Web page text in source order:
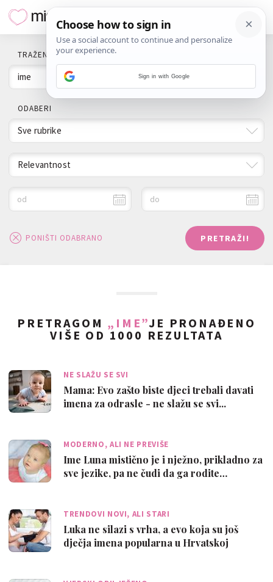
TRAŽENI POJAM
ODABERI
Sve rubrike
Relevantnost
od do
PONIŠTI ODABRANO PRETRAŽI!
PRETRAGOM „IME”JE PRONAĐENO
VIŠE OD 1000 REZULTATA
NE SLAŽU SE SVI
Mama: Evo zašto biste djeci trebali davati
imena za odrasle - ne slažu se svi...
MODERNO, ALI NE PREVIŠE
Ime Luna mistično je i nježno, prikladno za
sve jezike, pa ne čudi da ga rodite…
TRENDOVI NOVI, ALI STARI
Luka ne silazi s vrha, a evo koja su još
dječja imena popularna u Hrvatskoj
Sign in with Google